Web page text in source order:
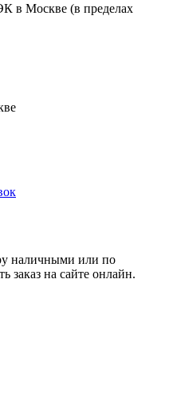
в Москве (в пределах
наличными или по
заказ на сайте онлайн.